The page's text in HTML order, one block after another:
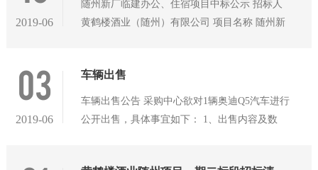
2019-06
随州新厂临建办公、住宿项目中标公示 招标人
黄鹤楼酒业（随州）有限公司 项目名称 随州新
中标候
03
2019-06
车辆出售
车辆出售公告 采购中心欲对1辆奥迪Q5汽车进行
公开出售，具体事宜如下： 1、出售内容及数